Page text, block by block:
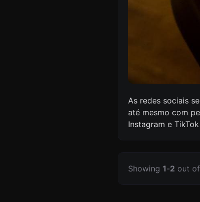
As redes sociais
até mesmo com
Instagram e
Showing 1-2 out of